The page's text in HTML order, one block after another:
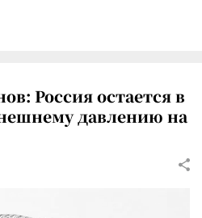
Россия остается в
давлению на